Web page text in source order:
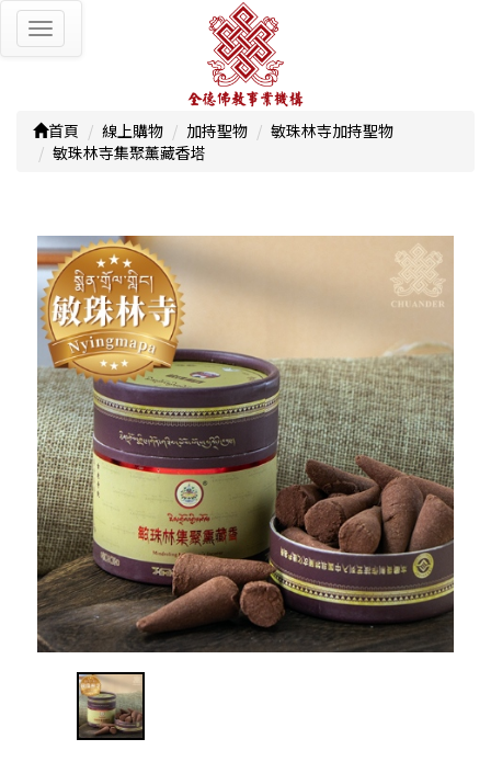
Toggle
navigation
首頁 線上購物 加持聖物
敏珠林寺加持聖物
敏珠林寺集聚薰藏香塔